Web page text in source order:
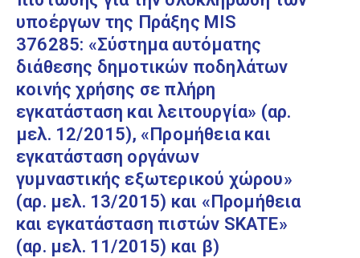
υποέργων της Πράξης MIS
376285: «Σύστημα αυτόματης
διάθεσης δημοτικών ποδηλάτων
κοινής χρήσης σε πλήρη
εγκατάσταση και λειτουργία» (αρ.
µελ. 12/2015), «Προμήθεια και
εγκατάσταση οργάνων
γυμναστικής εξωτερικού χώρου»
(αρ. µελ. 13/2015) και «Προμήθεια
και εγκατάσταση πιστών SKATE»
(αρ. µελ. 11/2015) και β)